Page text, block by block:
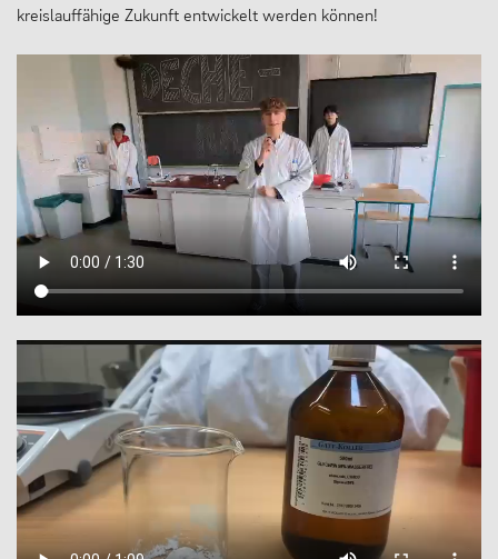
Kontakt
kreislauffähige Zukunft entwickelt werden können!